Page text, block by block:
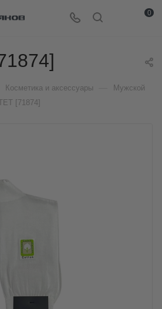
0
Косметика и аксессуары Мужской
[71874]